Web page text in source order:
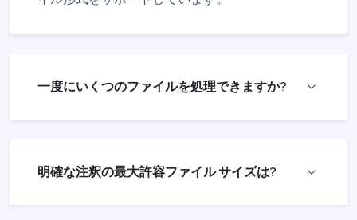
一度にいくつのファイルを処理できますか?
明確な注釈の最大許容ファイル サイズは?